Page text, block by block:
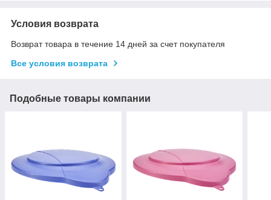
Условия возврата
Возврат товара в течение 14 дней за счет покупателя
Все условия возврата
Подобные товары компании